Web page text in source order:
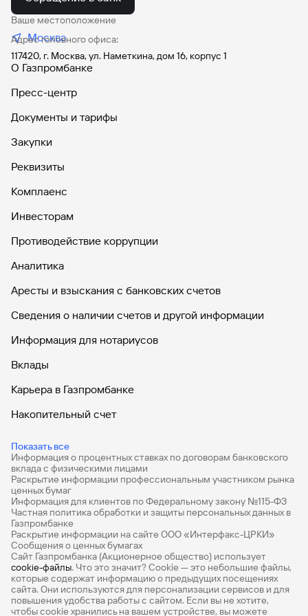
Виртуальная карта «Огонь» (архивная)
(архивная)
(архивная)
Карта «Газпромбанк – ХК «Амур»
(архивная)
Ваше местоположение
Москва
Адрес головного офиса:
117420, г. Москва, ул. Наметкина, дом 16, корпус 1
О Газпромбанке
Пресс-центр
Документы и тарифы
Закупки
Реквизиты
Комплаенс
Инвесторам
Противодействие коррупции
Аналитика
Аресты и взыскания с банковских счетов
Сведения о наличии счетов и другой информации
Информация для нотариусов
Вклады
Карьера в Газпромбанке
Накопительный счет
Показать все
Дебетовые карты с бесплатным обслуживанием
Все накопительные счета
Банковские вклады на 3 месяца
Вклады с высоким процентом
Калькулятор вкладов
Виртуальные карты
Премиум
Информация о процентных ставках по договорам банковского
вклада с физическими лицами
Раскрытие информации профессиональным участником рынка
ценных бумаг
Информация для клиентов по Федеральному закону №115-ФЗ
Частная политика обработки и защиты персональных данных в
Газпромбанке
Раскрытие информации на сайте ООО «Интерфакс-ЦРКИ»
Сообщения о ценных бумагах
Сайт Газпромбанка (Акционерное общество) использует
cookie-файлы. Что это значит? Сookie — это небольшие файлы,
которые содержат информацию о предыдущих посещениях
сайта. Они используются для персонализации сервисов и для
повышения удобства работы с сайтом. Если вы не хотите,
чтобы сookie хранились на вашем устройстве, вы можете